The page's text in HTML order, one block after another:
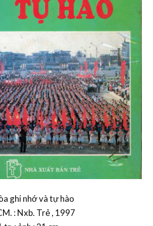
ghi nhớ và tự hào
: Nxb. Trẻ , 1997